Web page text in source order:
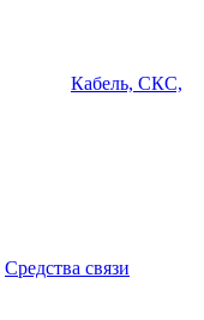
Кабель, СКС,
Средства связи